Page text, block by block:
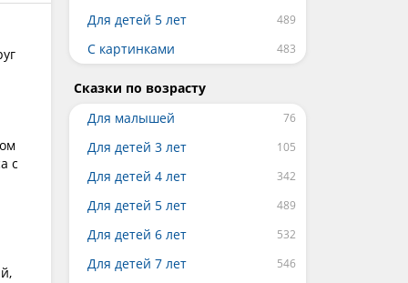
с
Для детей 5 лет
С картинками
Сказки по возрасту
Для малышей
Для детей 3 лет
Для детей 4 лет
Для детей 5 лет
Для детей 6 лет
Для детей 7 лет